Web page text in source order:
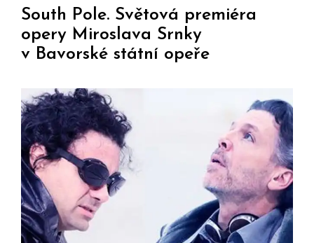
South Pole. Světová premiéra
opery Miroslava Srnky
v Bavorské státní opeře